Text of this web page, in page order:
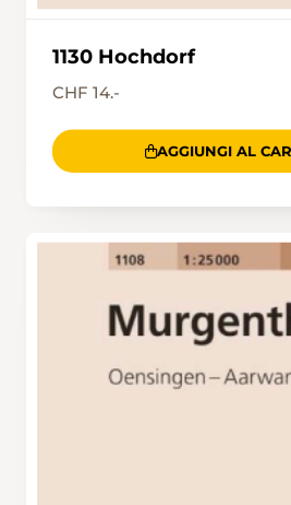
1130 Hochdorf
CHF 14.-
AGGIUNGI AL